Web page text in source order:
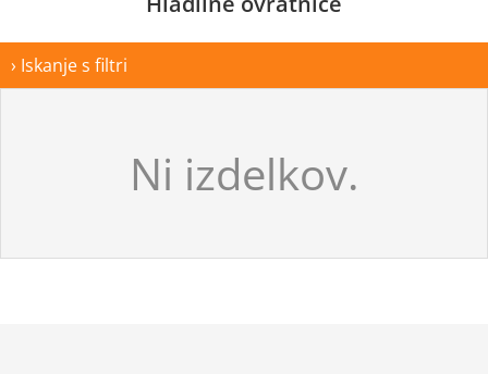
› Iskanje s filtri
Ni izdelkov.